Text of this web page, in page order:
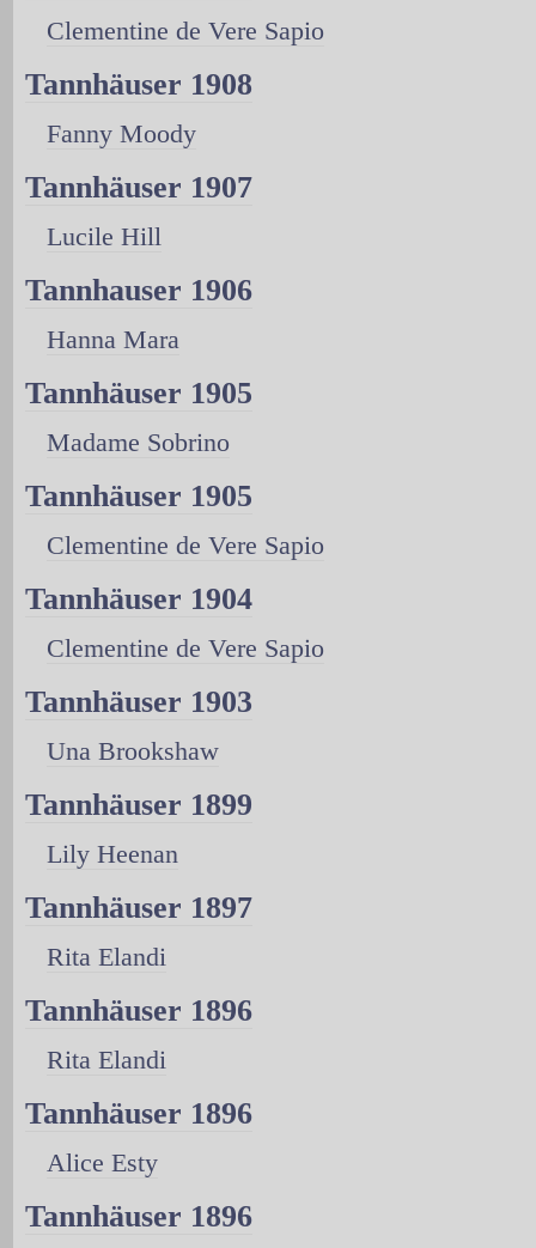
Clementine de Vere Sapio
Tannhäuser 1908
Fanny Moody
Tannhäuser 1907
Lucile Hill
Tannhauser 1906
Hanna Mara
Tannhäuser 1905
Madame Sobrino
Tannhäuser 1905
Clementine de Vere Sapio
Tannhäuser 1904
Clementine de Vere Sapio
Tannhäuser 1903
Una Brookshaw
Tannhäuser 1899
Lily Heenan
Tannhäuser 1897
Rita Elandi
Tannhäuser 1896
Rita Elandi
Tannhäuser 1896
Alice Esty
Tannhäuser 1896